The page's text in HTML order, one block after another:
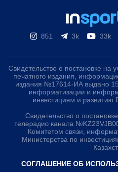
851 3k 33k
Свидетельство о постановке на
печатного издания,
издания №17614-ИА выдано
информатизации и
инвестициям и развитию
Свидетельство о
телерадио канала
Комитетом связи,
Министерства по
СОГЛАШЕНИЕ ОБ